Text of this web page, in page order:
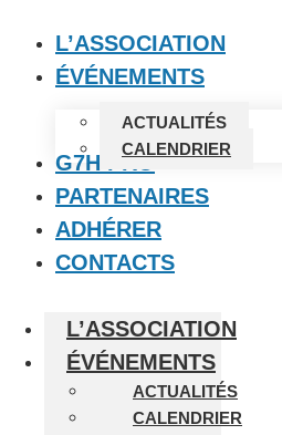
L’ASSOCIATION
ÉVÉNEMENTS
ACTUALITÉS
CALENDRIER
G7H PRO
PARTENAIRES
ADHÉRER
CONTACTS
L’ASSOCIATION
ÉVÉNEMENTS
ACTUALITÉS
CALENDRIER